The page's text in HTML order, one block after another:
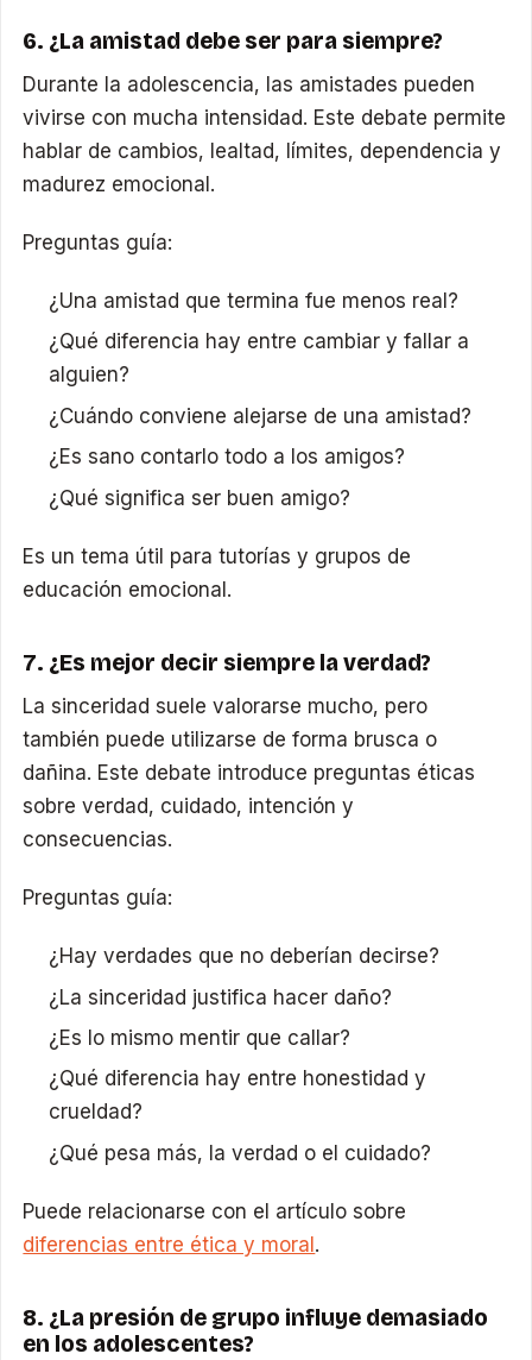
6. ¿La amistad debe ser para siempre?
Durante la adolescencia, las amistades pueden
vivirse con mucha intensidad. Este debate permite
hablar de cambios, lealtad, límites, dependencia y
madurez emocional.
Preguntas guía:
¿Una amistad que termina fue menos real?
¿Qué diferencia hay entre cambiar y fallar a
alguien?
¿Cuándo conviene alejarse de una amistad?
¿Es sano contarlo todo a los amigos?
¿Qué significa ser buen amigo?
Es un tema útil para tutorías y grupos de
educación emocional.
7. ¿Es mejor decir siempre la verdad?
La sinceridad suele valorarse mucho, pero
también puede utilizarse de forma brusca o
dañina. Este debate introduce preguntas éticas
sobre verdad, cuidado, intención y
consecuencias.
Preguntas guía:
¿Hay verdades que no deberían decirse?
¿La sinceridad justifica hacer daño?
¿Es lo mismo mentir que callar?
¿Qué diferencia hay entre honestidad y
crueldad?
¿Qué pesa más, la verdad o el cuidado?
Puede relacionarse con el artículo sobre
diferencias entre ética y moral .
8. ¿La presión de grupo influye demasiado
en los adolescentes?